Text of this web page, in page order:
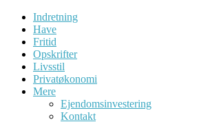
Indretning
Have
Fritid
Opskrifter
Livsstil
Privatøkonomi
Mere
Ejendomsinvestering
Kontakt